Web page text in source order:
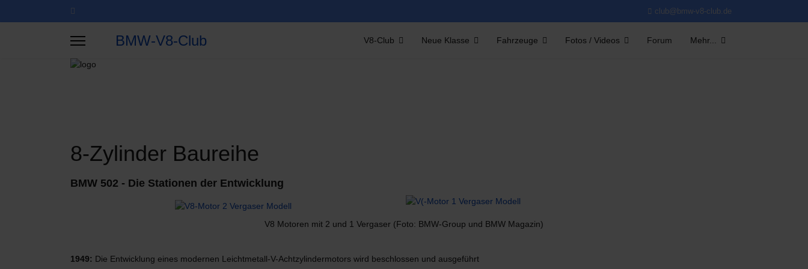
club@bmw-v8-club.de
BMW-V8-Club V8-Club Neue Klasse Fahrzeuge Fotos / Videos Forum Mehr...
8-Zylinder Baureihe
BMW 502 - Die Stationen der Entwicklung
V8 Motoren mit 2 und 1 Vergaser (Foto: BMW-Group und BMW Magazin)
1949: Die Entwicklung eines modernen Leichtmetall-V-Achtzylindermotors wird beschlossen und ausgeführt